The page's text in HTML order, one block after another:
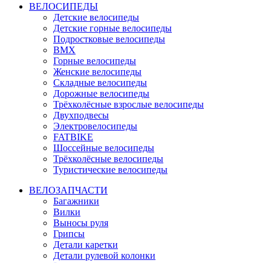
ВЕЛОСИПЕДЫ
Детские велосипеды
Детские горные велосипеды
Подростковые велосипеды
BMX
Горные велосипеды
Женские велосипеды
Складные велосипеды
Дорожные велосипеды
Трёхколёсные взрослые велосипеды
Двухподвесы
Электровелосипеды
FATBIKE
Шоссейные велосипеды
Трёхколёсные велосипеды
Туристические велосипеды
ВЕЛОЗАПЧАСТИ
Багажники
Вилки
Выносы руля
Грипсы
Детали каретки
Детали рулевой колонки